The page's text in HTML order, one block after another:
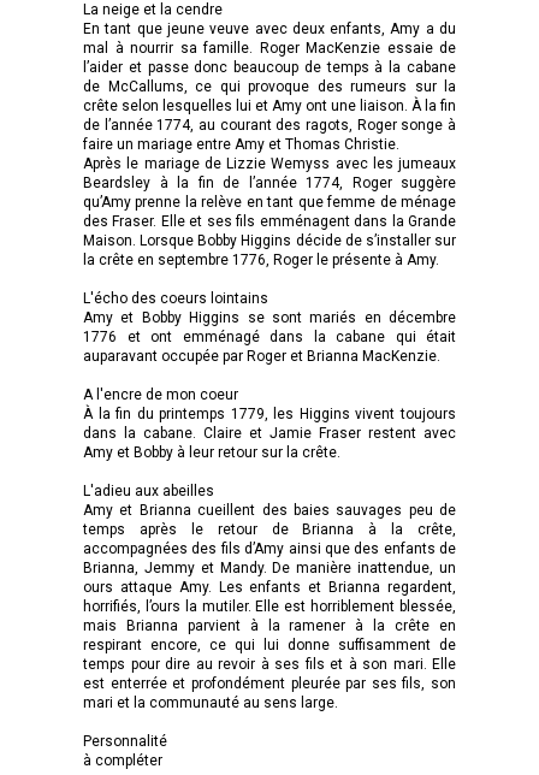
La neige et la cendre
En tant que jeune veuve avec deux enfants, Amy a du
mal à nourrir sa famille. Roger MacKenzie essaie de
l’aider et passe donc beaucoup de temps à la cabane
de McCallums, ce qui provoque des rumeurs sur la
crête selon lesquelles lui et Amy ont une liaison. À la fin
de l’année 1774, au courant des ragots, Roger songe à
faire un mariage entre Amy et Thomas Christie.
Après le mariage de Lizzie Wemyss avec les jumeaux
Beardsley à la fin de l’année 1774, Roger suggère
qu’Amy prenne la relève en tant que femme de ménage
des Fraser. Elle et ses fils emménagent dans la Grande
Maison. Lorsque Bobby Higgins décide de s’installer sur
la crête en septembre 1776, Roger le présente à Amy.
L'écho des coeurs lointains
Amy et Bobby Higgins se sont mariés en décembre
1776 et ont emménagé dans la cabane qui était
auparavant occupée par Roger et Brianna MacKenzie.
A l'encre de mon coeur
À la fin du printemps 1779, les Higgins vivent toujours
dans la cabane. Claire et Jamie Fraser restent avec
Amy et Bobby à leur retour sur la crête.
L'adieu aux abeilles
Amy et Brianna cueillent des baies sauvages peu de
temps après le retour de Brianna à la crête,
accompagnées des fils d’Amy ainsi que des enfants de
Brianna, Jemmy et Mandy. De manière inattendue, un
ours attaque Amy. Les enfants et Brianna regardent,
horrifiés, l’ours la mutiler. Elle est horriblement blessée,
mais Brianna parvient à la ramener à la crête en
respirant encore, ce qui lui donne suffisamment de
temps pour dire au revoir à ses fils et à son mari. Elle
est enterrée et profondément pleurée par ses fils, son
mari et la communauté au sens large.
Personnalité
à compléter